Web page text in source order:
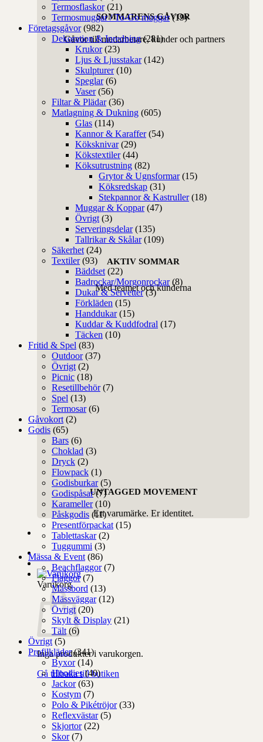
SOMMARENS GÅVOR
Gåvor till medarbetare, kunder och partners
AKTIV SOMMAR
Med teamet och kunderna
UNTAGGED MOVEMENT
Ert varumärke. Er identitet.
Varukorg
Inga produkter i varukorgen.
Gå tillbaka till butiken
Termosflaskor (21)
Termosmuggar / To-Go muggar (19)
Företagsgåvor (982)
Dekoration & Inredning (281)
Krukor (23)
Ljus & Ljusstakar (142)
Skulpturer (10)
Speglar (6)
Vaser (56)
Filtar & Plädar (36)
Matlagning & Dukning (605)
Glas (114)
Kannor & Karaffer (54)
Köksknivar (29)
Kökstextiler (44)
Köksutrustning (82)
Grytor & Ugnsformar (15)
Köksredskap (31)
Stekpannor & Kastruller (18)
Muggar & Koppar (47)
Övrigt (3)
Serveringsdelar (135)
Tallrikar & Skålar (109)
Säkerhet (24)
Textiler (93)
Bäddset (22)
Badrockar/Morgonrockar (8)
Dukar & Servetter (3)
Förkläden (15)
Handdukar (15)
Kuddar & Kuddfodral (17)
Täcken (10)
Fritid & Spel (83)
Outdoor (37)
Övrigt (2)
Picnic (18)
Resetillbehör (7)
Spel (13)
Termosar (6)
Gåvokort (2)
Godis (65)
Bars (6)
Choklad (3)
Dryck (2)
Flowpack (1)
Godisburkar (5)
Godispåsar (7)
Karameller (10)
Påskgodis (11)
Presentförpackat (15)
Tablettaskar (2)
Tuggummi (3)
Mässa & Event (86)
Beachflaggor (7)
Flaggor (7)
Mässbord (13)
Mässväggar (12)
Övrigt (20)
Skylt & Display (21)
Tält (6)
Övrigt (5)
Profilkläder (341)
Byxor (14)
Hoodies (40)
Jackor (63)
Kostym (7)
Polo & Pikétröjor (33)
Reflexvästar (5)
Skjortor (22)
Skor (7)